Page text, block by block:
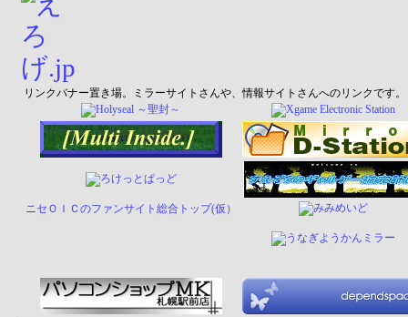
リンクバナー置き場。ミラーサイトさんや、情報サイトさんへのリンクです。
ニセＯＩＣのファンサイト総合トップ(仮）